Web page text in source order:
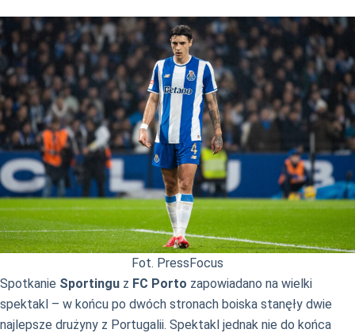
Fot. PressFocus
Spotkanie Sportingu z FC Porto zapowiadano na wielki
spektakl – w końcu po dwóch stronach boiska stanęły dwie
najlepsze drużyny z Portugalii. Spektakl jednak nie do końca